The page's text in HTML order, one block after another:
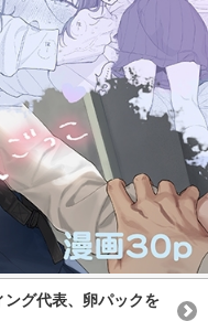
ング代表、卵パックを